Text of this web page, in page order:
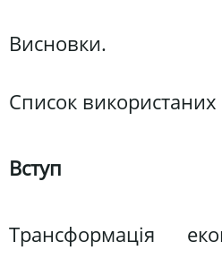
Висновки.
Список
Вступ
Трансформація